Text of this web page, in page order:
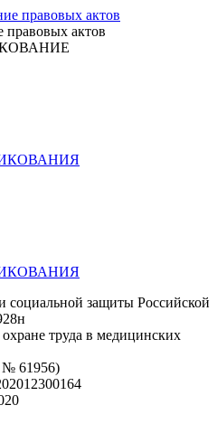
правовых актов
социальной защиты Российской
труда в медицинских
№ 61956)